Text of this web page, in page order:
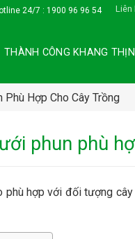
24/7 : 1900 96 96 54 Liên
THÀNH CÔNG KHANG
Hợp Cho Cây Trồng
phun phù
phù hợp với đối tượng